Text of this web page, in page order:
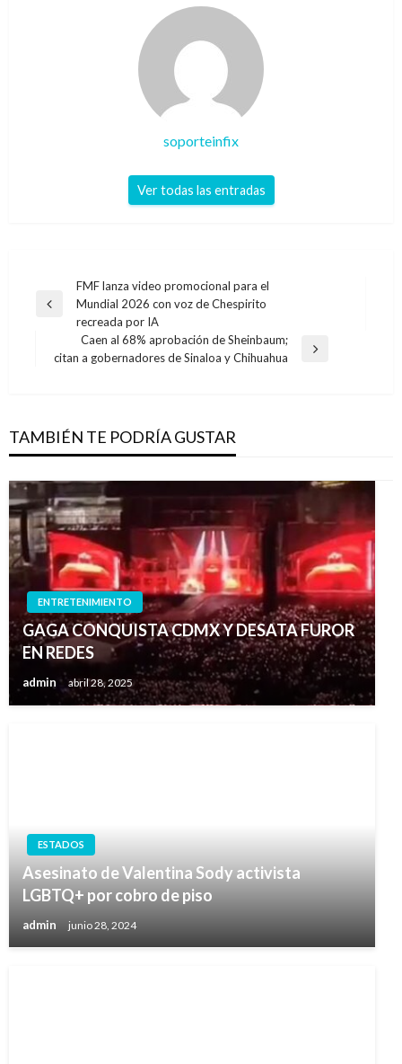
soporteinfix
Ver todas las entradas
Navegación
de
entradas
Entrada
anterior
FMF lanza video promocional para el
Mundial 2026 con voz de Chespirito
recreada por IA
Entrada
Caen al 68% aprobación de Sheinbaum;
citan a gobernadores de Sinaloa y Chihuahua
TAMBIÉN TE PODRÍA GUSTAR
ENTRETENIMIENTO
GAGA CONQUISTA CDMX Y DESATA FUROR
EN REDES
admin abril 28, 2025
ESTADOS
Asesinato de Valentina Sody activista
LGBTQ+ por cobro de piso
admin junio 28, 2024